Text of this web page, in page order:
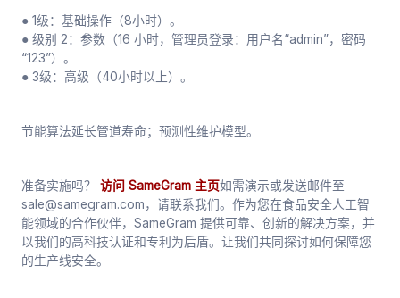
● 1级：基础操作（8小时）。
● 级别 2：参数（16 小时，管理员登录：用户名“admin”，密码
“123”）。
● 3级：高级（40小时以上）。
节能算法延长管道寿命；预测性维护模型。
准备实施吗？访问 SameGram 主页如需演示或发送邮件至
sale@samegram.com，请联系我们。作为您在食品安全人工智
能领域的合作伙伴，SameGram 提供可靠、创新的解决方案，并
以我们的高科技认证和专利为后盾。让我们共同探讨如何保障您
的生产线安全。